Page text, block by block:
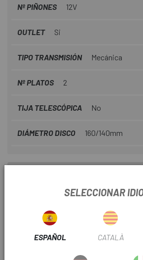
Nº PIÑONES 12V
OUTLET Si
TIPO TRANSMISIÓN Mecánica
Nº PLATOS 2
TIJA TELESCÓPICA No
DIÁMETRO DISCO 160/140mm
La Pulse es una bicicleta de carretera
diseñada para ofrecer máxima
eficiencia. Con un cuadro de carbono
aerodinámica, rigidez y ligereza, está
ciclistas exigentes y condiciones de
SELECCIONAR
ESPAÑOL CATALÀ